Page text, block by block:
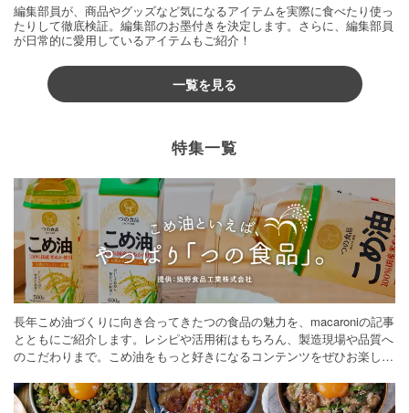
編集部員が、商品やグッズなど気になるアイテムを実際に食べたり使っ
たりして徹底検証。編集部のお墨付きを決定します。さらに、編集部員
が日常的に愛用しているアイテムもご紹介！
一覧を見る
特集一覧
長年こめ油づくりに向き合ってきたつの食品の魅力を、macaroniの記事
とともにご紹介します。レシピや活用術はもちろん、製造現場や品質へ
のこだわりまで。こめ油をもっと好きになるコンテンツをぜひお楽しみ